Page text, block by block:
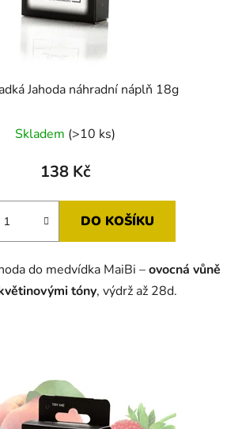
Jahoda náhradní náplň 18g
Skladem (>10 ks)
138 Kč
DO KOŠÍKU
do medvídka MaiBi –ovocná vůně
tóny, výdrž až 28d.